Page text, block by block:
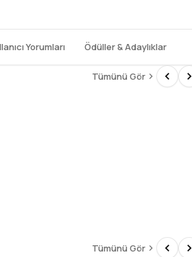
Yorumları Ödüller & Adaylıklar
Tümünü Gör
Tümünü Gör